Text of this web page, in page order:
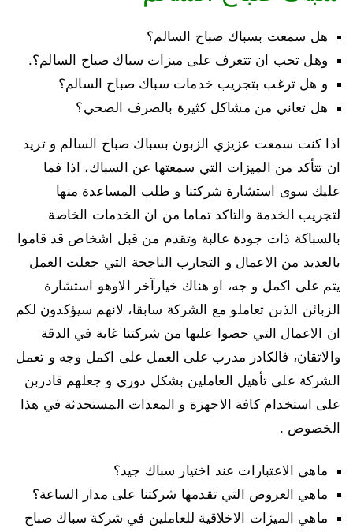
هل سمعت بسباك صباح السالم؟
وهل تحب ان تتعرف على ميزات سباك صباح السالم؟.
و هل ترغب بتجريب خدمات سباك صباح السالم؟
هل تعاني من مشاكل كثيرة بالصرف الصحي؟
اذا كنت سمعت عزيزي الزبون بسباك صباح السالم و تريد
ان تتأكد من الميزات التي سمعتها عن السباك، اذا فما
عليك سوى استشارة شركتنا و طلب المساعدة منها
لتجريب الخدمة والتاكد تماما من ان الخدمات الخاصة
بالسباكة ذات جودة عالبة وتقدم من قبل اشخاص قد قاموا
بالعديد من الاعمال و التجارب الناجحة التي جعلت العمل
يتم على اكمل و جه، او هناك خيارآخر الاوهو استشارة
الزبائن الذبن تعاملو مع الشركة سابقا، لانهم سيؤكدون لكم
ان الاعمال التي حصوا عليها من شركتنا غاية في الدقة
والاتقان، فالكادر مدرب على العمل على اكمل وجه و تعمل
الشركة على تأهيل العاملين بشكل دوري و جعلهم قادربن
على استخدام كافة الاجهزة و المعدات المستحدثة في هذا
الخصوص .
ماهي الاعتبارات عند اختيار سباك جيد؟
ماهي العروض التي تقدمها شركتنا على مدار الساعة؟
ماهي الميزات الاخلاقية للعاملين في شركة سباك صباح